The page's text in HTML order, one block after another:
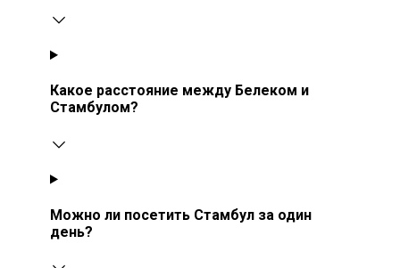
Какое расстояние между Белеком и
Стамбулом?
Можно ли посетить Стамбул за один
день?